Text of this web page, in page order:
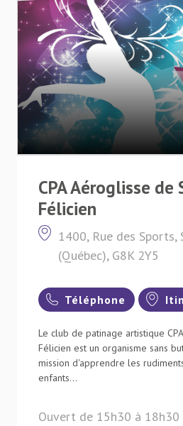
CPA Aéroglisse de
Félicien
1400, Rue des Sports,
(Québec), G8K 2Y5
Téléphone
Le club de patinage artistique
Félicien est un organisme sans
mission d'apprendre les
enfants...
Ouvert de 15h30 à 18h30